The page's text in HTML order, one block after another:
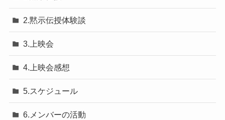
2.黙示伝授体験談
3.上映会
4.上映会感想
5.スケジュール
6.メンバーの活動